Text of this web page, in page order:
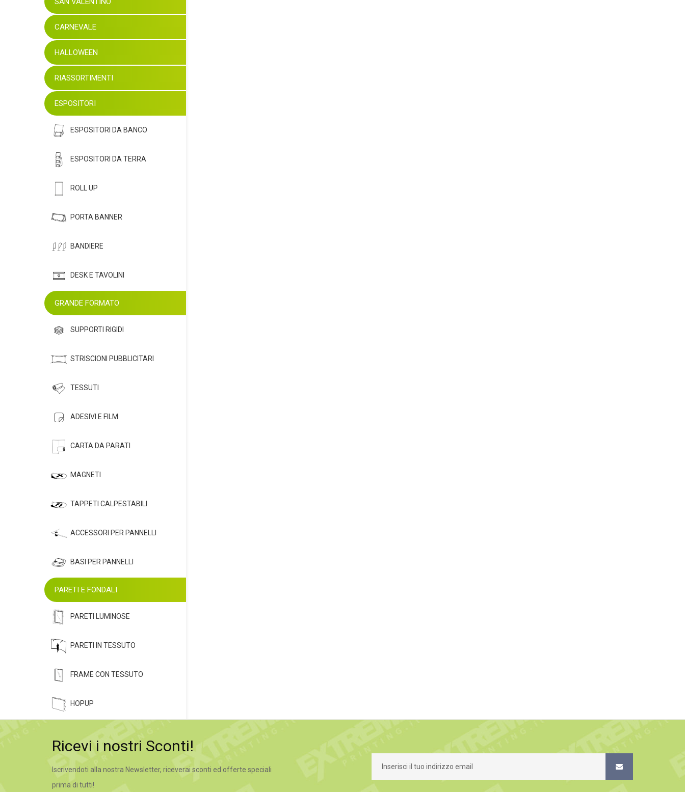
CARNEVALE
HALLOWEEN
RIASSORTIMENTI
ESPOSITORI
ESPOSITORI DA BANCO
ESPOSITORI DA TERRA
ROLL UP
PORTA BANNER
BANDIERE
DESK E TAVOLINI
GRANDE FORMATO
SUPPORTI RIGIDI
STRISCIONI PUBBLICITARI
TESSUTI
ADESIVI E FILM
CARTA DA PARATI
MAGNETI
TAPPETI CALPESTABILI
ACCESSORI PER PANNELLI
BASI PER PANNELLI
PARETI E FONDALI
PARETI LUMINOSE
PARETI IN TESSUTO
FRAME CON TESSUTO
HOPUP
Ricevi i nostri Sconti!
Iscrivendoti alla nostra Newsletter, riceverai sconti ed offerte speciali
prima di tutti!